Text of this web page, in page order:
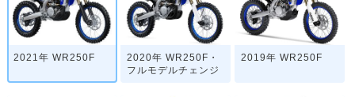
2021年 WR250F
2020年 WR250F・
フルモデルチェンジ
2019年 WR250F